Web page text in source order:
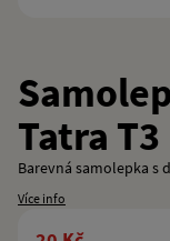
Tatra T3
Barevná samolepka s
Více info